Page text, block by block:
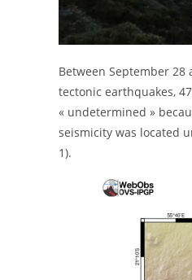
Between September
tectonic earthquakes,
« undetermined »
seismicity was located
1).